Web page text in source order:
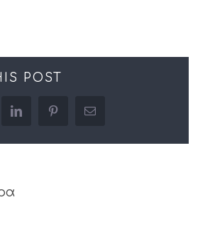
POST
linkedin pinterestEmail